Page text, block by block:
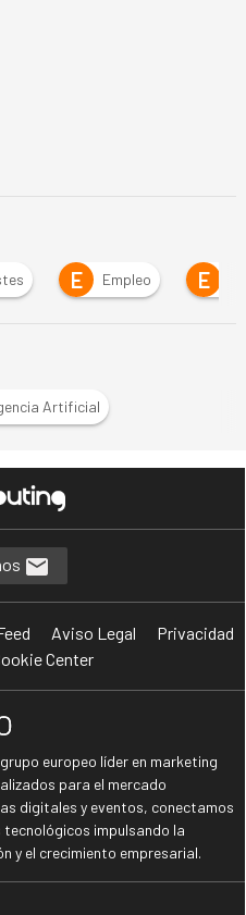
E Empresa
Artificial
Aviso Legal
Privacidad
Center
europeo líder en marketing
para el mercado
digitales y eventos, conectamos
impulsando la
y el crecimiento empresarial.